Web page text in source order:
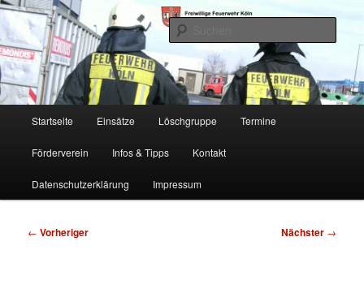
Zum
primären
Inhalt
springenFF Köln, LG RD
Freiwillige Feuerwehr Köln, Löschgruppe Rodenkirchen
Startseite Einsätze Löschgruppe Termine
Förderverein Infos & Tipps Kontakt
Datenschutzerklärung Impressum
Beitragsnavigation
← Vorheriger Nächster →